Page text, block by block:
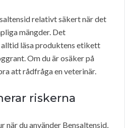
relativt säkert när det
mängder. Det
läsa produktens etikett
Om du är osäker på
att rådfråga en veterinär.
riskerna
när du använder Bensaltensid,